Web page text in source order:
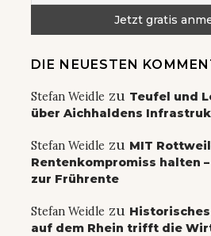
DIE NEUESTEN
Stefan Weidle zu Teufel und
über Aichhaldens
Stefan Weidle zu MIT
Rentenkompromiss halten
zur Frührente
Stefan Weidle zu
auf dem Rhein trifft die